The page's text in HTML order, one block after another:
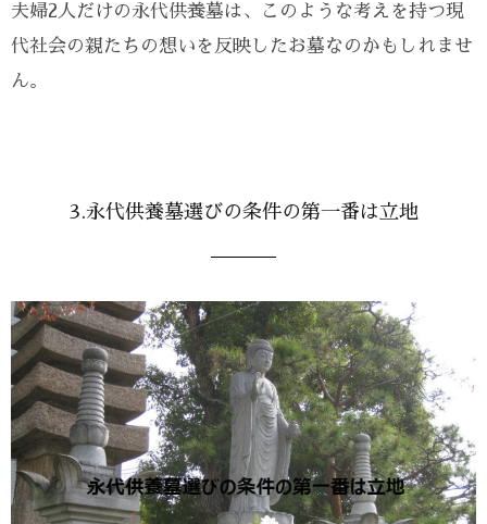
夫婦2人だけの永代供養墓は、このような考えを持つ現
代社会の親たちの想いを反映したお墓なのかもしれませ
ん。
3.永代供養墓選びの条件の第一番は立地